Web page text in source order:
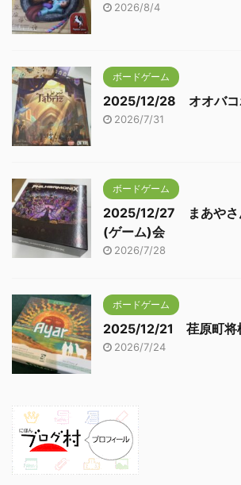
2026/8/4
ボードゲーム
2025/12/28 オオバコ
2026/7/31
ボードゲーム
2025/12/27 まあやさ
(ゲーム)会
2026/7/28
ボードゲーム
2025/12/21 荏原町将
2026/7/24